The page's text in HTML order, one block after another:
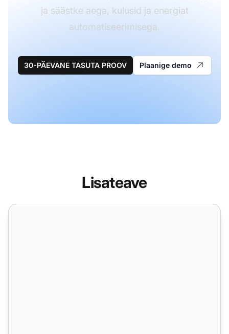
ja säästke aega, kulusid ja energiat
automatiseerimisega.
30-PÄEVANE TASUTA PROOV Plaanige demo
Lisateave
Automaatse tagasikõne funktsioonid